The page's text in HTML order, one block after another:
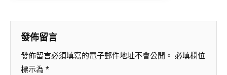
發佈留言
發佈留言必須填寫的電子郵件地址不會公開。 必填欄位
標示為 *